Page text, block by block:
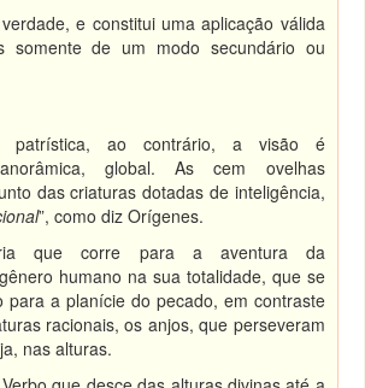
e constitui uma aplicação válida
somente de um modo secundário ou
patrística, ao contrário, a visão é
global. As cem ovelhas
das criaturas dotadas de inteligência,
”, como diz Orígenes.
que corre para a aventura da
humano na sua totalidade, que se
para a planície do pecado, em contraste
racionais, os anjos, que perseveram
nas alturas.